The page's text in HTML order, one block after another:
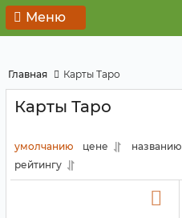
Меню
Главная Карты Таро
Карты Таро
умолчанию цене
названию
рейтингу